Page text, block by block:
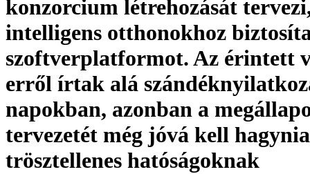
konzorcium létrehozását
intelligens otthonokhoz
szoftverplatformot. Az érintett
erről írtak alá
napokban, azonban a
tervezetét még jóvá kell
trösztellenes hatóságoknak